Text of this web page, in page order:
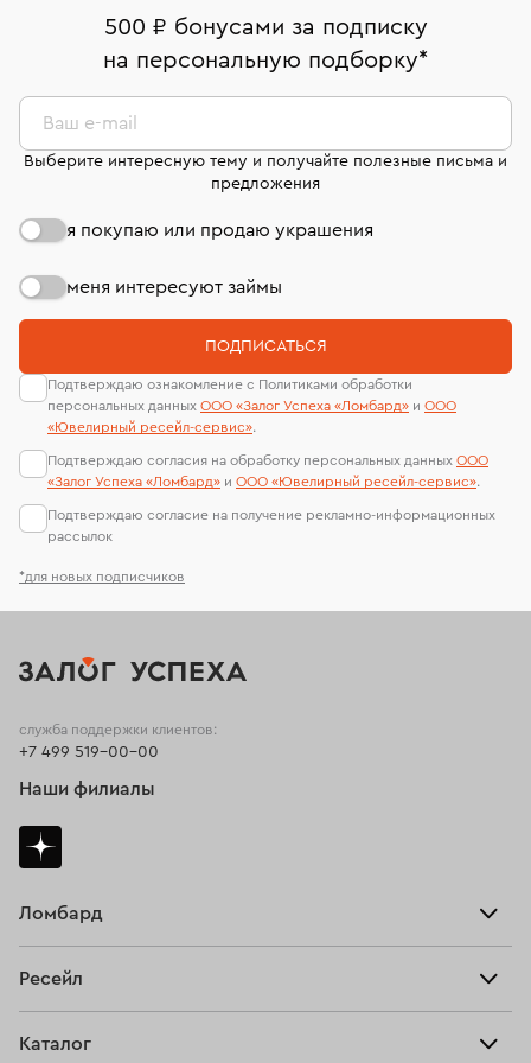
комиссионных украшений и часов смотрите на
странице«Возврат украшений»
Москва, ул. Грузинский Вал, д. 28/45
Срок бронирования украшения при самовывозе из
Оплата наличными или картой
Система быстрых платежей (по QR-коду)
В кредит от Т-Банка (до 50 000 руб., на 3–6 мес.)
номер (УИН)
На особо ценные изделия получены
сертификаты МГУ и других геммологических
лабораторий
500 ₽ бонусами за подписку
на персональную подборку*
*для новых подписчиков
Ваш e-mail
Выберите интересную тему и получайте полезные письма и
предложения
я покупаю или продаю украшения
меня интересуют займы
ПОДПИСАТЬСЯ
Подтверждаю ознакомление с Политиками обработки
персональных данных ООО «Залог Успеха «Ломбард» и ООО
«Ювелирный ресейл-сервиc».
Подтверждаю согласия на обработку персональных данных ООО
«Залог Успеха «Ломбард» и ООО «Ювелирный ресейл-сервиc».
Подтверждаю согласие на получение рекламно-информационных
рассылок
Ломбард
Тарифы
Ресейл
Каталог
служба поддержки клиентов:
+7 499 519-00-00
Наши филиалы